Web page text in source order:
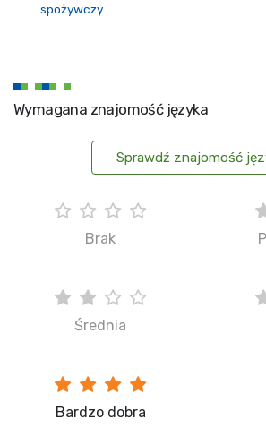
spożywczy
Wymagana znajomość języka
Sprawdź znajomość
Brak
Średnia
Bardzo dobra